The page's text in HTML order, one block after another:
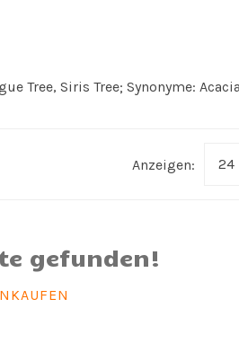
Tree, Siris Tree; Synonyme:
Anzeigen:
gefunden!